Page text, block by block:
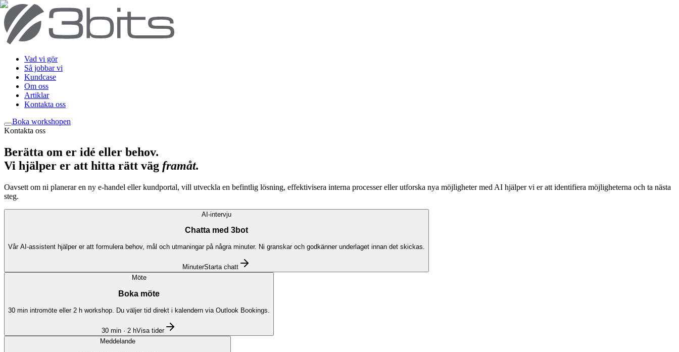
Vad vi gör
Så jobbar vi
Kundcase
Om oss
Artiklar
Kontakta oss
Boka workshopen
Kontakta oss
Berätta om er idé eller behov.
Vi hjälper er att hitta rätt väg framåt.
Oavsett om ni planerar en ny e-handel eller kundportal, vill utveckla en befintlig lösning, effektivisera interna processer eller utforska nya möjligheter med AI hjälper vi er att identifiera möjligheterna och ta nästa
steg.
AI-intervju
Chatta med 3bot
Vår AI-assistent hjälper er att formulera behov, mål och utmaningar på några minuter. Ni granskar och godkänner underlaget innan det skickas.
MinuterStarta chatt
Möte
Boka möte
30 min intromöte eller 2 h workshop. Du väljer tid direkt i kalendern via Outlook Bookings.
30 min · 2 hVisa tider
Meddelande